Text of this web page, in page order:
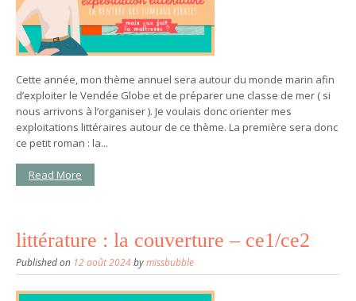
Cette année, mon thème annuel sera autour du monde marin afin
d’exploiter le Vendée Globe et de préparer une classe de mer ( si
nous arrivons à l’organiser ). Je voulais donc orienter mes
exploitations littéraires autour de ce thème. La première sera donc
ce petit roman : la...
Read More
littérature : la couverture – ce1/ce2
Published on 12 août 2024bymissbubble